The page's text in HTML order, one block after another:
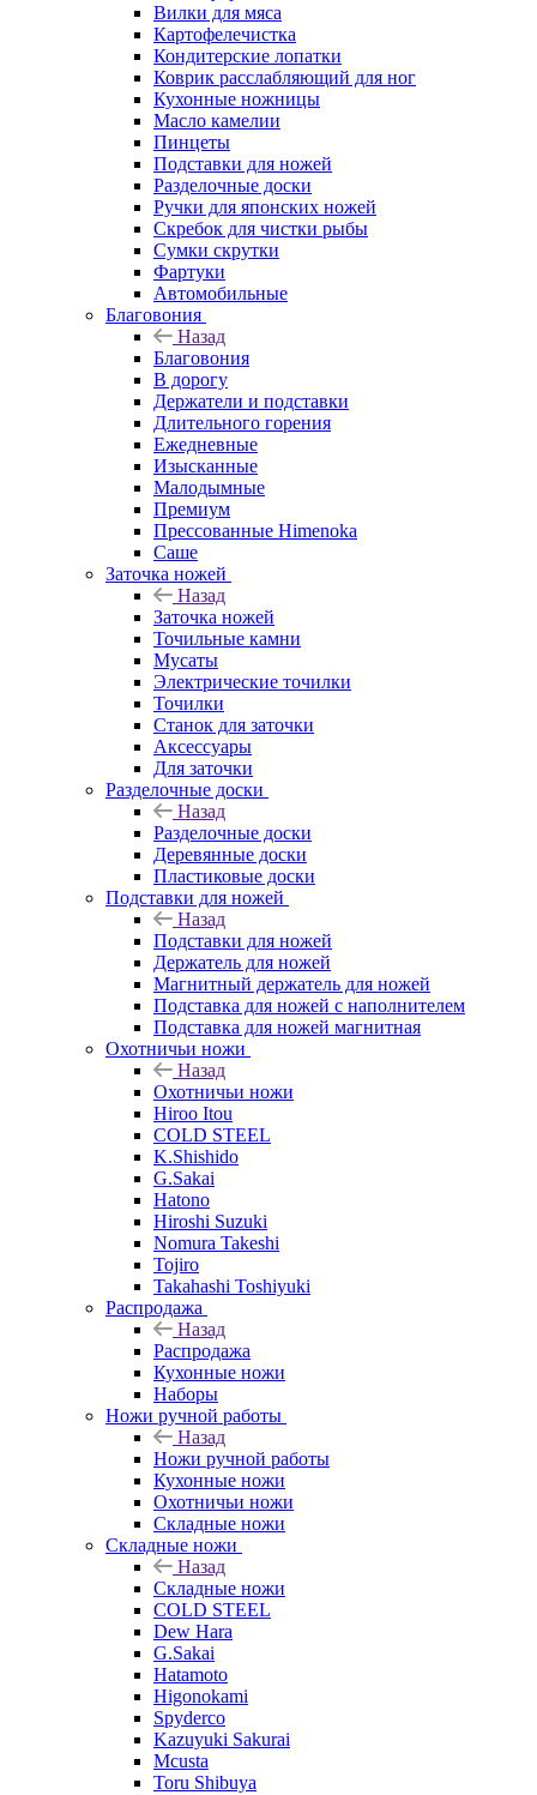
Вилки для мяса
Картофелечистка
Кондитерские лопатки
Коврик расслабляющий для ног
Кухонные ножницы
Масло камелии
Пинцеты
Подставки для ножей
Разделочные доски
Ручки для японских ножей
Скребок для чистки рыбы
Сумки скрутки
Фартуки
Автомобильные
Благовония
Назад
Благовония
В дорогу
Держатели и подставки
Длительного горения
Ежедневные
Изысканные
Малодымные
Премиум
Прессованные Himenoka
Саше
Заточка ножей
Назад
Заточка ножей
Точильные камни
Мусаты
Электрические точилки
Точилки
Станок для заточки
Аксессуары
Для заточки
Разделочные доски
Назад
Разделочные доски
Деревянные доски
Пластиковые доски
Подставки для ножей
Назад
Подставки для ножей
Держатель для ножей
Магнитный держатель для ножей
Подставка для ножей с наполнителем
Подставка для ножей магнитная
Охотничьи ножи
Назад
Охотничьи ножи
Hiroo Itou
COLD STEEL
K.Shishido
G.Sakai
Hatono
Hiroshi Suzuki
Nomura Takeshi
Tojiro
Takahashi Toshiyuki
Распродажа
Назад
Распродажа
Кухонные ножи
Наборы
Ножи ручной работы
Назад
Ножи ручной работы
Кухонные ножи
Охотничьи ножи
Складные ножи
Складные ножи
Назад
Складные ножи
COLD STEEL
Dew Hara
G.Sakai
Hatamoto
Higonokami
Spyderco
Kazuyuki Sakurai
Mcusta
Toru Shibuya